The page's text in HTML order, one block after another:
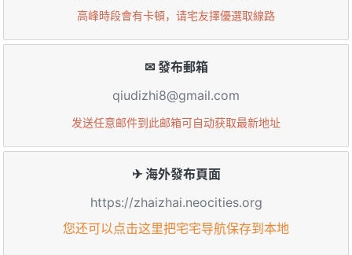
高峰時段會有卡頓，请宅友擇優選取線路
✉ 發布郵箱
qiudizhi8@gmail.com
发送任意邮件到此邮箱可自动获取最新地址
✈ 海外發布頁面
https://zhaizhai.neocities.org
您还可以点击这里把宅宅导航保存到本地